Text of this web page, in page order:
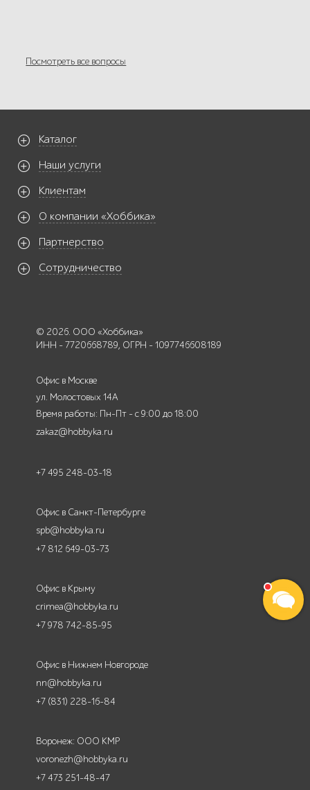
Посмотреть все вопросы
Каталог
Наши услуги
Клиентам
О компании «Хоббика»
Партнерство
Сотрудничество
© 2026. ООО «Хоббика»
ИНН - 7720668789, ОГРН - 1097746608189
Офис в Москве
ул. Молостовых 14А
Время работы: Пн-Пт - с 9:00 до 18:00
zakaz@hobbyka.ru
+7 495 248-03-18
Офис в Санкт-Петербурге
spb@hobbyka.ru
+7 812 649-03-73
Офис в Крыму
crimea@hobbyka.ru
+7 978 742-85-95
Офис в Нижнем Новгороде
nn@hobbyka.ru
+7 (831) 228-16-84
Воронеж: ООО КМР
voronezh@hobbyka.ru
+7 473 251-48-47